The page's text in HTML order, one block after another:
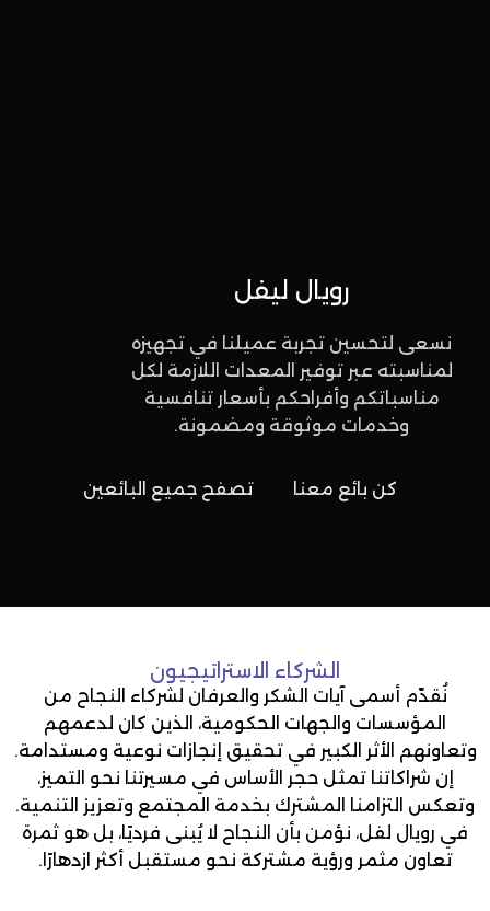
رويال ليفل
نسعى لتحسين تجربة عميلنا في تجهيزه
لمناسبته عبر توفير المعدات اللازمة لكل
مناسباتكم وأفراحكم بأسعار تنافسية
وخدمات موثوقة ومضمونة.
كن بائع معنا تصفح جميع البائعين
الشركاء الاستراتيجيون
نُقدّم أسمى آيات الشكر والعرفان لشركاء النجاح من
المؤسسات والجهات الحكومية، الذين كان لدعمهم
وتعاونهم الأثر الكبير في تحقيق إنجازات نوعية ومستدامة.
إن شراكاتنا تمثل حجر الأساس في مسيرتنا نحو التميز،
وتعكس التزامنا المشترك بخدمة المجتمع وتعزيز التنمية.
في رويال لفل، نؤمن بأن النجاح لا يُبنى فرديًا، بل هو ثمرة
تعاون مثمر ورؤية مشتركة نحو مستقبل أكثر ازدهارًا.